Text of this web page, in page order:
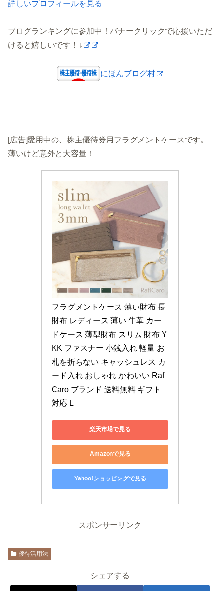
詳しいプロフィールを見る
ブログランキングに参加中！バナークリックで応援いただ
けると嬉しいです！↓
にほんブログ村
[広告]愛用中の、株主優待券用フラグメントケースです。
薄いけど意外と大容量！
フラグメントケース 薄い財布 長
財布 レディース 薄い 牛革 カー
ドケース 薄型財布 スリム 財布 Y
KK ファスナー 小銭入れ 軽量 お
札を折らない キャッシュレス カ
ード入れ おしゃれ かわいい Rafi
Caro ブランド 送料無料 ギフト
対応 L
楽天市場で見る
Amazonで見る
Yahoo!ショッピングで見る
スポンサーリンク
優待活用法
シェアする